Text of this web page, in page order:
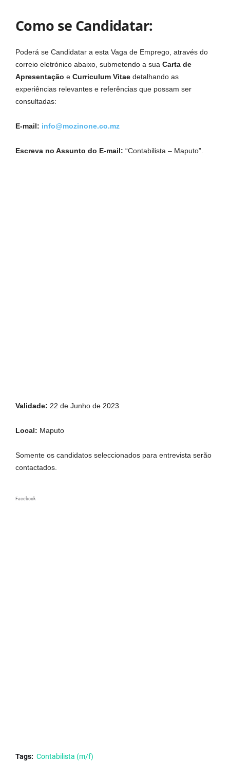
Como se Candidatar:
Poderá se Candidatar a esta Vaga de Emprego, através do
correio eletrónico abaixo, submetendo a sua Carta de
Apresentação e Curriculum Vitae detalhando as
experiências relevantes e referências que possam ser
consultadas:
E-mail: info@mozinone.co.mz
Escreva no Assunto do E-mail: “Contabilista – Maputo”.
Validade: 22 de Junho de 2023
Local: Maputo
Somente os candidatos seleccionados para entrevista serão
contactados.
Facebook
Tags: Contabilista (m/f)